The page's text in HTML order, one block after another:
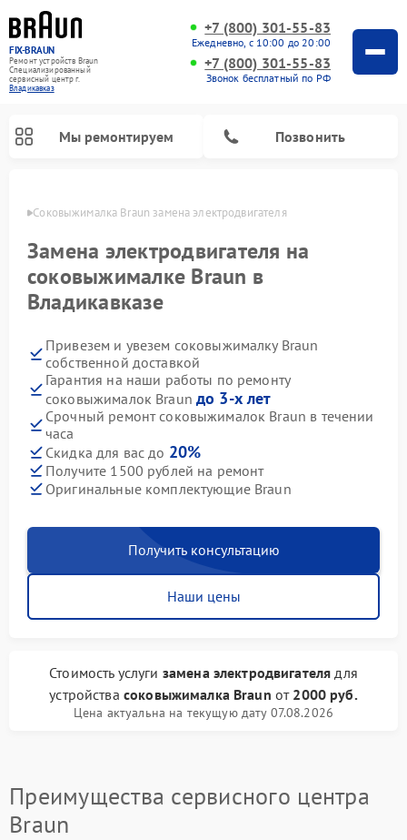
FIX-BRAUN
Ремонт устройств Braun
Специализированный
cервисный центр г.
Владикавказ
+7 (800) 301-55-83
Ежедневно, с 10:00 до 20:00
+7 (800) 301-55-83
Звонок бесплатный по РФ
Мы ремонтируем Позвонить
Соковыжималка Braun замена электродвигателя
Замена электродвигателя на
соковыжималке Braun в
Владикавказе
Привезем и увезем соковыжималку Braun
собственной доставкой
Гарантия на наши работы по ремонту
соковыжималок Braunдо 3-х лет
Срочный ремонт соковыжималок Braun в течении
часа
Скидка для вас до 20%
Получите 1500 рублей на ремонт
Оригинальные комплектующие Braun
Получить консультацию
Наши цены
Стоимость услуги замена электродвигателя для
устройства соковыжималка Braun от 2000 руб.
Цена актуальна на текущую дату 07.08.2026
Преимущества сервисного центра
Braun